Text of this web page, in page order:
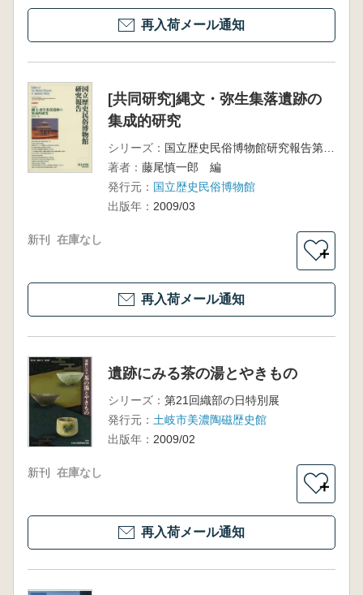
再入荷メール通知
[共同研究]縄文・弥生集落遺跡の
集成的研究
シリーズ：
国立歴史民俗博物館研究報告第149集
著者： 藤尾慎一郎 編
発行元： 国立歴史民俗博物館
出版年： 2009/03
新刊 在庫なし
＋
再入荷メール通知
遺跡にみる茶の湯とやきもの
シリーズ： 第21回織部の日特別展
発行元： 土岐市美濃陶磁歴史館
出版年： 2009/02
新刊 在庫なし
＋
再入荷メール通知